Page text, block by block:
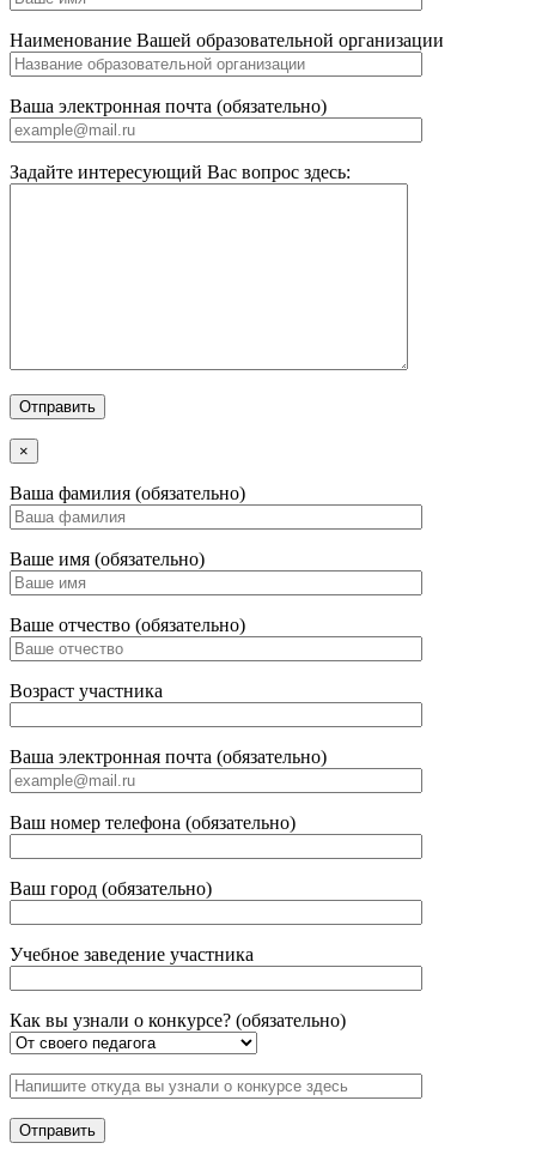
Наименование Вашей образовательной организации
Ваша электронная почта (обязательно)
Задайте интересующий Вас вопрос здесь:
×
Ваша фамилия (обязательно)
Ваше имя (обязательно)
Ваше отчество (обязательно)
Возраст участника
Ваша электронная почта (обязательно)
Ваш номер телефона (обязательно)
Ваш город (обязательно)
Учебное заведение участника
Как вы узнали о конкурсе? (обязательно)